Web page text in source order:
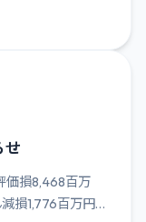
せ
価損8,468百万
損1,776百万円